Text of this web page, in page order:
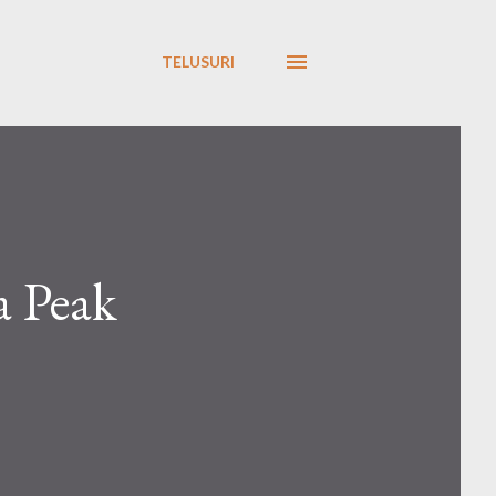
TELUSURI